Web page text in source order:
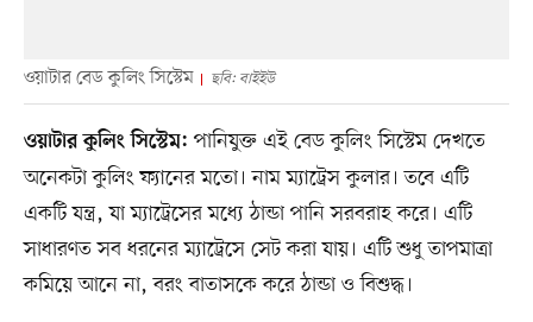
ওয়াটার বেড কুলিং সিস্টেম ছবি: বাইইউ
ওয়াটার কুলিং সিস্টেম: পানিযুক্ত এই বেড কুলিং সিস্টেম দেখতে
অনেকটা কুলিং ফ্যানের মতো। নাম ম্যাট্রেস কুলার। তবে এটি
একটি যন্ত্র, যা ম্যাট্রেসের মধ্যে ঠান্ডা পানি সরবরাহ করে। এটি
সাধারণত সব ধরনের ম্যাট্রেসে সেট করা যায়। এটি শুধু তাপমাত্রা
কমিয়ে আনে না, বরং বাতাসকে করে ঠান্ডা ও বিশুদ্ধ।